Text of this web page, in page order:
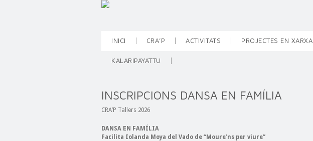
INICI CRA’P ACTIVITATS PROJECTES EN XARXA
KALARIPAYATTU
INSCRIPCIONS DANSA EN FAMÍLIA
CRA’P Tallers 2026
DANSA EN FAMÍLIA
Facilita Iolanda Moya del Vado de “Moure’ns per viure”